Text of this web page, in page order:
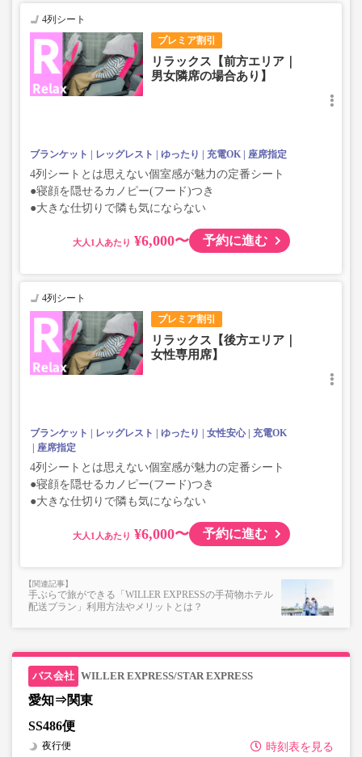
プレミア割引
4列シート
リラックス【前方エリア｜
男女隣席の場合あり】
ブランケット レッグレスト ゆったり 充電OK 座席指定
4列シートとは思えない個室感が魅力の定番シート
●寝顔を隠せるカノピー(フード)つき
●大きな仕切りで隣も気にならない
大人 ¥6,000〜 予約に進む
プレミア割引
4列シート
リラックス【後方エリア｜
女性専用席】
ブランケット レッグレスト ゆったり 女性安心
充電OK
座席指定
4列シートとは思えない個室感が魅力の定番シート
●寝顔を隠せるカノピー(フード)つき
●大きな仕切りで隣も気にならない
大人 ¥6,000〜 予約に進む
手ぶらで旅ができる「WILLER EXPRESSの手荷物ホテル
配送プラン」利用方法やメリットとは？
WILLER EXPRESS/STAR EXPRESS
愛知⇒関東
SS486便
時刻表を見る
夜行便